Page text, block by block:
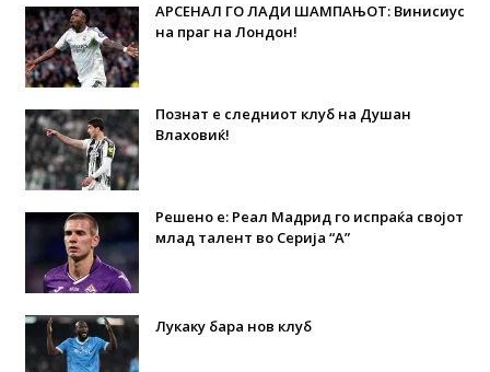
АРСЕНАЛ ГО ЛАДИ ШАМПАЊОТ: Винисиус
на праг на Лондон!
Познат е следниот клуб на Душан
Влаховиќ!
Решено е: Реал Мадрид го испраќа својот
млад талент во Серија “А”
Лукаку бара нов клуб